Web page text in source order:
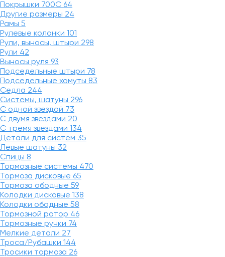
Покрышки 700C 64
Другие размеры 24
Рамы 5
Рулевые колонки 101
Рули, выносы, штыри 298
Рули 42
Выносы руля 93
Подседельные штыри 78
Подседельные хомуты 83
Седла 244
Системы, шатуны 296
С одной звездой 73
С двумя звездами 20
С тремя звездами 134
Детали для систем 35
Левые шатуны 32
Спицы 8
Тормозные системы 470
Тормоза дисковые 65
Тормоза ободные 59
Колодки дисковые 138
Колодки ободные 58
Тормозной ротор 46
Тормозные ручки 74
Мелкие детали 27
Троса/Рубашки 144
Тросики тормоза 26